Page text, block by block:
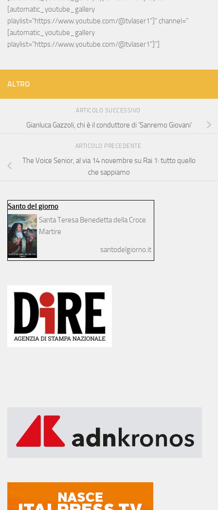
[automatic_youtube_gallery
playlist="https://www.youtube.com/@tvlaser1"]" channel="
[automatic_youtube_gallery
playlist="https://www.youtube.com/@tvlaser1"]"]
ALTRO
ARTICOLO SUCCESSIVO
Gianluca Gazzoli, chi è il conduttore di ‘Sanremo Giovani’
ARTICOLO PRECEDENTE
The Voice Senior, al via 14 novembre su Rai 1: tutto quello
che sappiamo
Santo del giorno
Santa Teresa Benedetta della Croce
Martire
santodelgiorno.it